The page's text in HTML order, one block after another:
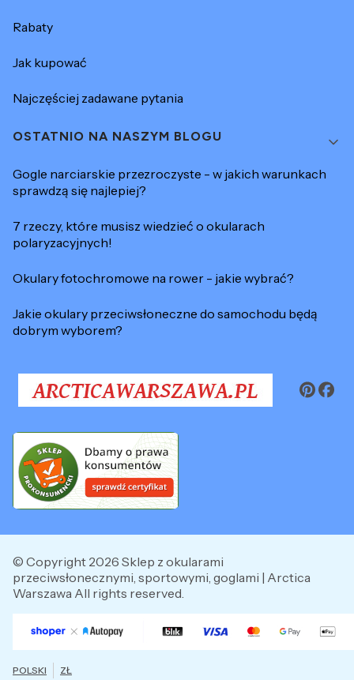
Rabaty
Jak kupować
Najczęściej zadawane pytania
OSTATNIO NA NASZYM BLOGU
Gogle narciarskie przezroczyste - w jakich warunkach
sprawdzą się najlepiej?
7 rzeczy, które musisz wiedzieć o okularach
polaryzacyjnych!
Okulary fotochromowe na rower - jakie wybrać?
Jakie okulary przeciwsłoneczne do samochodu będą
dobrym wyborem?
© Copyright 2026 Sklep z okularami
przeciwsłonecznymi, sportowymi, goglami | Arctica
Warszawa All rights reserved.
POLSKI ZŁ